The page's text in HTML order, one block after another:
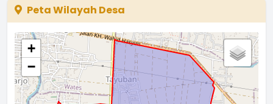
Peta Wilayah Desa
+
−